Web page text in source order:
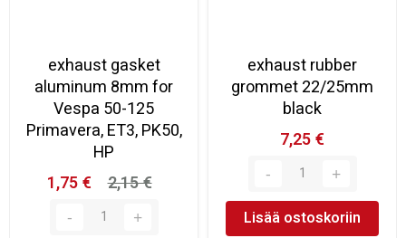
exhaust gasket
aluminum 8mm for
Vespa 50-125
Primavera, ET3, PK50,
HP
1,75 €
2,15 €
exhaust rubber
grommet 22/25mm
black
7,25 €
Lisää ostoskoriin